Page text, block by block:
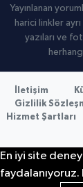
Yayınlanan
harici linkler
yazıları ve
İletişim
Gizlilik
Hizmet Şartları
En iyi site
faydalanıyoruz.